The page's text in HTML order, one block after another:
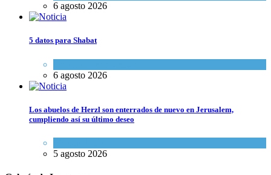
6 agosto 2026
5 datos para Shabat
6 agosto 2026
Los abuelos de Herzl son enterrados de nuevo en Jerusalem,
cumpliendo así su último deseo
5 agosto 2026